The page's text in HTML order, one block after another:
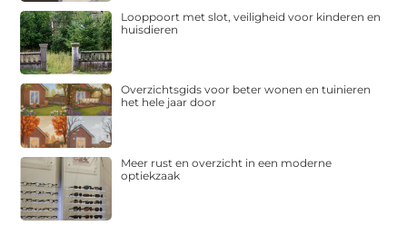
Looppoort met slot, veiligheid voor kinderen en
huisdieren
Overzichtsgids voor beter wonen en tuinieren
het hele jaar door
Meer rust en overzicht in een moderne
optiekzaak